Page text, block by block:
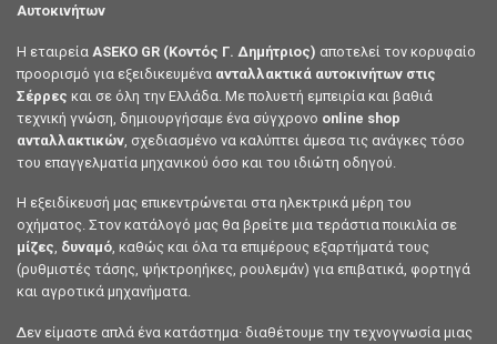
Αυτοκινήτων
Η εταιρεία ASEKO GR (Κοντός Γ. Δημήτριος) αποτελεί τον κορυφαίο
προορισμό για εξειδικευμένα ανταλλακτικά αυτοκινήτων στις
Σέρρες και σε όλη την Ελλάδα. Με πολυετή εμπειρία και βαθιά
τεχνική γνώση, δημιουργήσαμε ένα σύγχρονο online shop
ανταλλακτικών , σχεδιασμένο να καλύπτει άμεσα τις ανάγκες τόσο
του επαγγελματία μηχανικού όσο και του ιδιώτη οδηγού.
Η εξειδίκευσή μας επικεντρώνεται στα ηλεκτρικά μέρη του
οχήματος. Στον κατάλογό μας θα βρείτε μια τεράστια ποικιλία σε
μίζες, δυναμό, καθώς και όλα τα επιμέρους εξαρτήματά τους
(ρυθμιστές τάσης, ψήκτροηήκες, ρουλεμάν) για επιβατικά, φορτηγά
και αγροτικά μηχανήματα.
Δεν είμαστε απλά ένα κατάστημα· διαθέτουμε την τεχνογνωσία μιας